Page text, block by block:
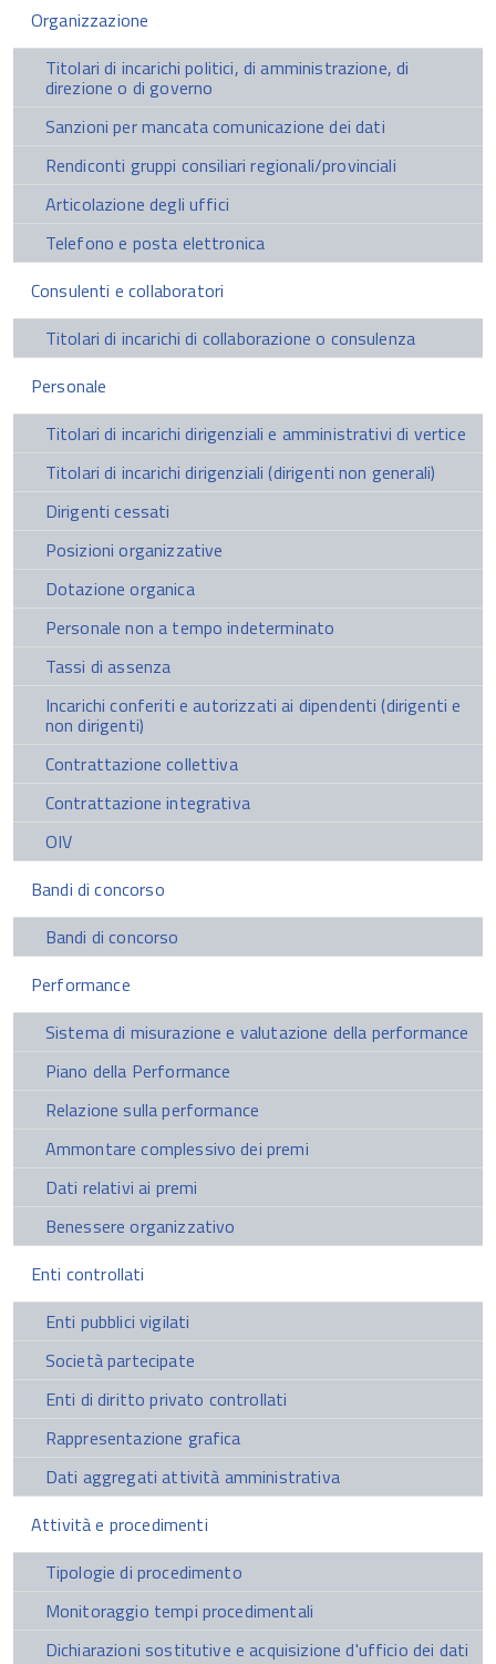
Organizzazione
Titolari di incarichi politici, di amministrazione, di
direzione o di governo
Sanzioni per mancata comunicazione dei dati
Rendiconti gruppi consiliari regionali/provinciali
Articolazione degli uffici
Telefono e posta elettronica
Consulenti e collaboratori
Titolari di incarichi di collaborazione o consulenza
Personale
Titolari di incarichi dirigenziali e amministrativi di vertice
Titolari di incarichi dirigenziali (dirigenti non generali)
Dirigenti cessati
Posizioni organizzative
Dotazione organica
Personale non a tempo indeterminato
Tassi di assenza
Incarichi conferiti e autorizzati ai dipendenti (dirigenti e
non dirigenti)
Contrattazione collettiva
Contrattazione integrativa
OIV
Bandi di concorso
Bandi di concorso
Performance
Sistema di misurazione e valutazione della performance
Piano della Performance
Relazione sulla performance
Ammontare complessivo dei premi
Dati relativi ai premi
Benessere organizzativo
Enti controllati
Enti pubblici vigilati
Società partecipate
Enti di diritto privato controllati
Rappresentazione grafica
Dati aggregati attività amministrativa
Attività e procedimenti
Tipologie di procedimento
Monitoraggio tempi procedimentali
Dichiarazioni sostitutive e acquisizione d'ufficio dei dati